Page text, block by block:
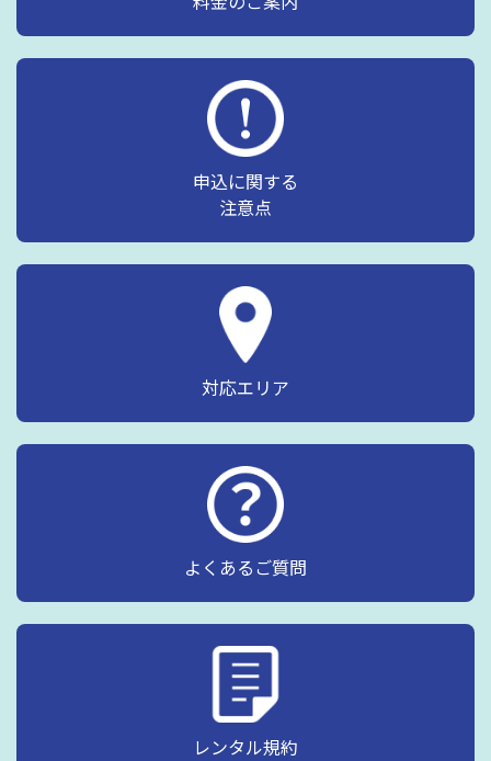
申込に関する
注意点
対応エリア
よくあるご質問
レンタル規約